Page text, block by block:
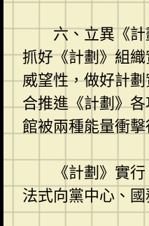
六、立異《
抓好《計劃》組
威望性，做好計
合推進《計劃》
館被兩種能量衝
《計劃》實
法式向黨中心、